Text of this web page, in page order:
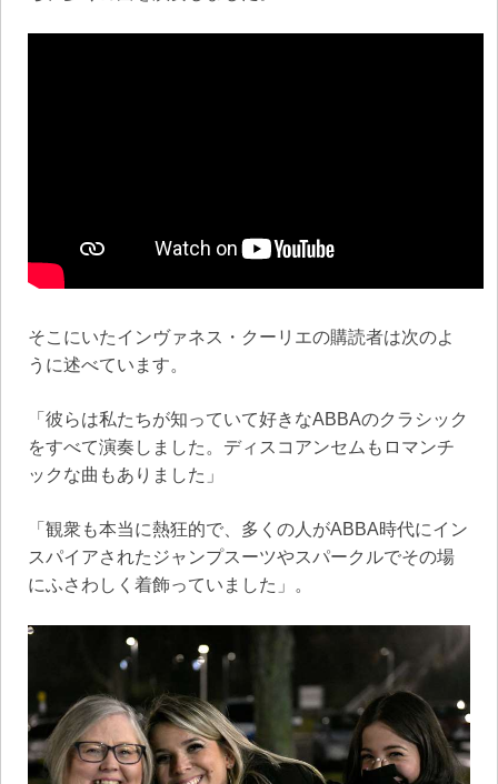
そこにいたインヴァネス・クーリエの購読者は次のよ
うに述べています。
「彼らは私たちが知っていて好きなABBAのクラシック
をすべて演奏しました。ディスコアンセムもロマンチ
ックな曲もありました」
「観衆も本当に熱狂的で、多くの人がABBA時代にイン
スパイアされたジャンプスーツやスパークルでその場
にふさわしく着飾っていました」。